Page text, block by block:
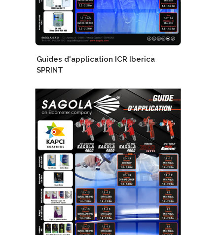
Guides d'application ICR Iberica
SPRINT